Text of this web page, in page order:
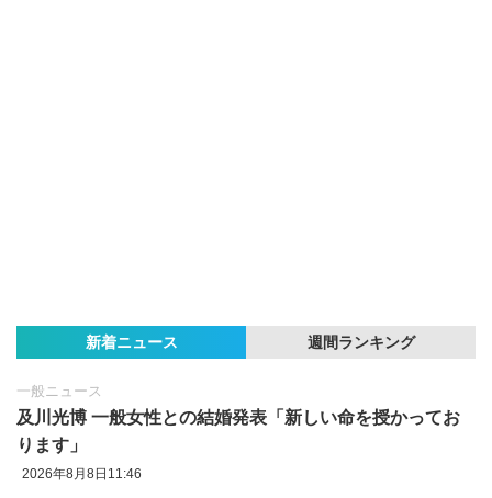
新着ニュース 週間ランキング
一般ニュース
及川光博 一般女性との結婚発表「新しい命を授かってお
ります」
2026年8月8日11:46